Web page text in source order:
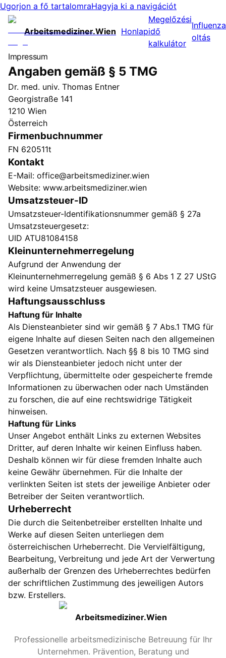
Ugorjon a fő tartalomraHagyja ki a navigációt
Arbeitsmediziner.Wien Honlap
Megelőzési
idő
kalkulátor
Influenza
oltás
Impressum
Angaben gemäß § 5 TMG
Dr. med. univ. Thomas Entner
Georgistraße 141
1210 Wien
Österreich
Firmenbuchnummer
FN 620511t
Kontakt
E-Mail: office@arbeitsmediziner.wien
Website: www.arbeitsmediziner.wien
Umsatzsteuer-ID
Umsatzsteuer-Identifikationsnummer gemäß § 27a
Umsatzsteuergesetz:
UID ATU81084158
Kleinunternehmerregelung
Aufgrund der Anwendung der
Kleinunternehmerregelung gemäß § 6 Abs 1 Z 27 UStG
wird keine Umsatzsteuer ausgewiesen.
Haftungsausschluss
Haftung für Inhalte
Als Diensteanbieter sind wir gemäß § 7 Abs.1 TMG für
eigene Inhalte auf diesen Seiten nach den allgemeinen
Gesetzen verantwortlich. Nach §§ 8 bis 10 TMG sind
wir als Diensteanbieter jedoch nicht unter der
Verpflichtung, übermittelte oder gespeicherte fremde
Informationen zu überwachen oder nach Umständen
zu forschen, die auf eine rechtswidrige Tätigkeit
hinweisen.
Haftung für Links
Unser Angebot enthält Links zu externen Websites
Dritter, auf deren Inhalte wir keinen Einfluss haben.
Deshalb können wir für diese fremden Inhalte auch
keine Gewähr übernehmen. Für die Inhalte der
verlinkten Seiten ist stets der jeweilige Anbieter oder
Betreiber der Seiten verantwortlich.
Urheberrecht
Die durch die Seitenbetreiber erstellten Inhalte und
Werke auf diesen Seiten unterliegen dem
österreichischen Urheberrecht. Die Vervielfältigung,
Bearbeitung, Verbreitung und jede Art der Verwertung
außerhalb der Grenzen des Urheberrechtes bedürfen
der schriftlichen Zustimmung des jeweiligen Autors
bzw. Erstellers.
Arbeitsmediziner.Wien
Professionelle arbeitsmedizinische Betreuung für Ihr
Unternehmen. Prävention, Beratung und